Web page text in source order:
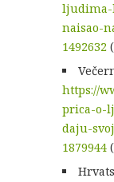
ljudima-
naisao-
1492632
https://
prica-o-
daju-
1879944